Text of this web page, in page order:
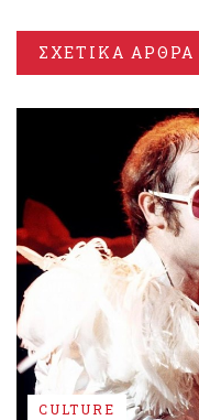
ΣΧΕΤΙΚΑ ΑΡΘΡΑ
CULTURE